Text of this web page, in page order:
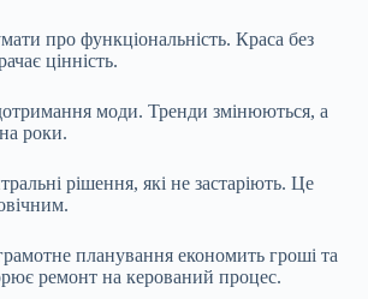
про функціональність. Краса без
цінність.
моди. Тренди змінюються, а
роки.
рішення, які не застаріють. Це
планування економить гроші та
ремонт на керований процес.